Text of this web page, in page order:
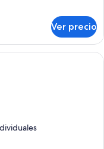
Ver precio
de hotel con dos camas,